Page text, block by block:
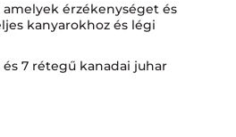
érzékenységet és
kanyarokhoz és légi
7 rétegű kanadai juhar